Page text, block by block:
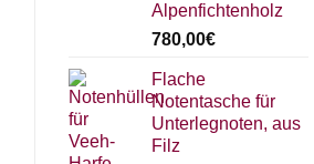
Alpenfichtenholz
780,00€
Flache
Notentasche für
Unterlegnoten, aus
Filz